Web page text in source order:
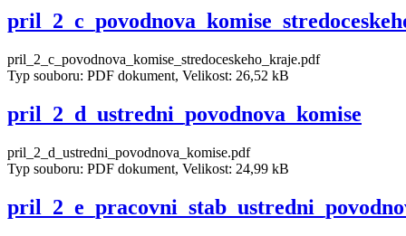
pril_2_c_povodnova_komise_stredoceskeho_kraje.pdf
Typ souboru: PDF dokument, Velikost: 26,52 kB
pril_2_d_ustredni_povodnova_komise
pril_2_d_ustredni_povodnova_komise.pdf
Typ souboru: PDF dokument, Velikost: 24,99 kB